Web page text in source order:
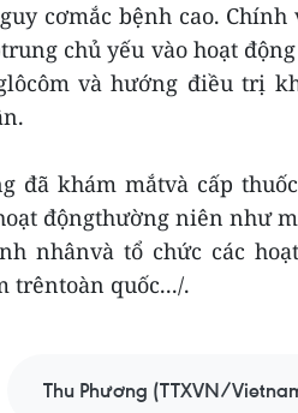
cơmắc bệnh cao. Chính
chủ yếu vào hoạt
và hướng điều trị
đã khám mắtvà cấp
độngthường niên như
nhânvà tổ chức các
trêntoàn quốc.../.
Thu Phương (TTXVN/